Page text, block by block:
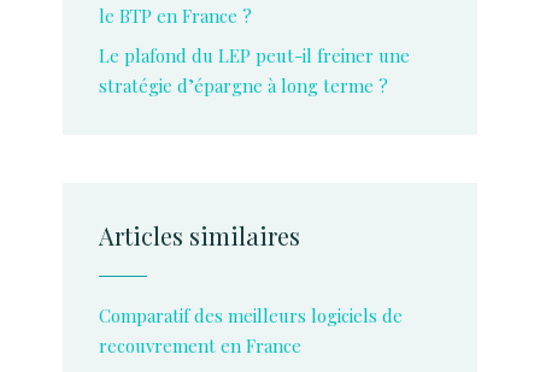
le BTP en France ?
Le plafond du LEP peut-il freiner une
stratégie d’épargne à long terme ?
Articles similaires
Comparatif des meilleurs logiciels de
recouvrement en France